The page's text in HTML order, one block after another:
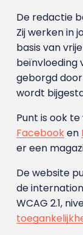
De redactie
Zij werken in
basis van
beïnvloeding
geborgd
wordt
Punt is ook
Facebooken
er een
De website
de
WCAG 2.1,